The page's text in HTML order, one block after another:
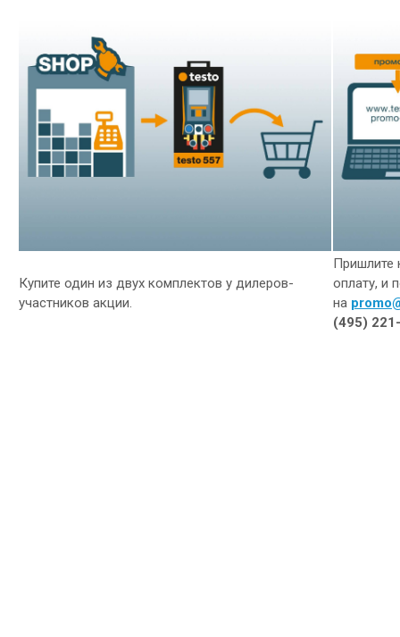
Купите один из двух комплектов у дилеров-
участников акции.
Пришлите
оплату, и
на
(495)